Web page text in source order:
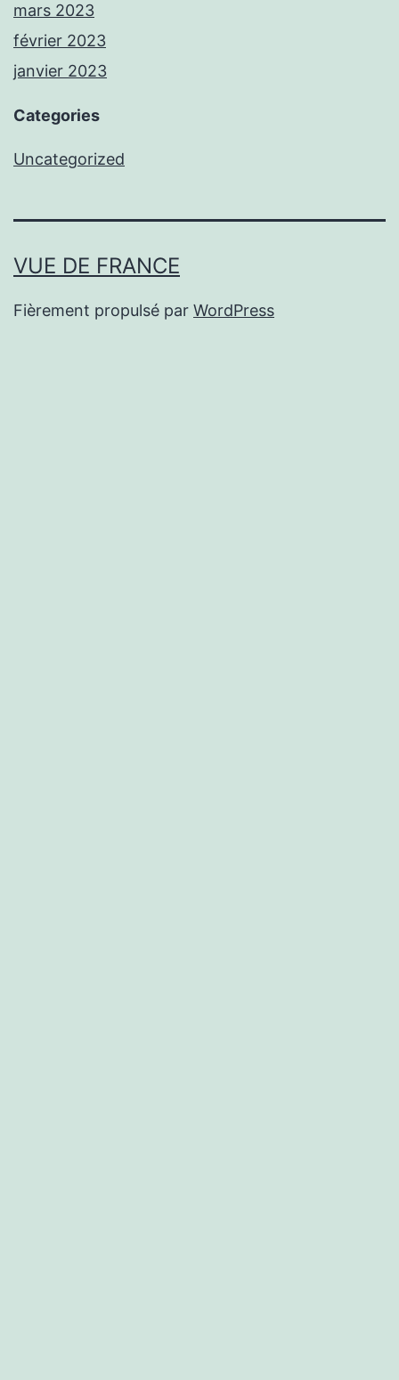
mars 2023
février 2023
janvier 2023
Categories
Uncategorized
VUE DE FRANCE
Fièrement propulsé par WordPress